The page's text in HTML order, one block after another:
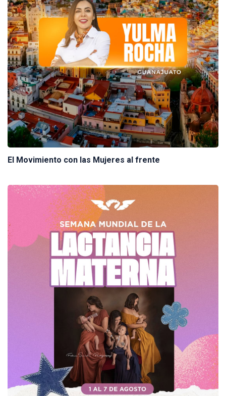
El Movimiento con las Mujeres al frente